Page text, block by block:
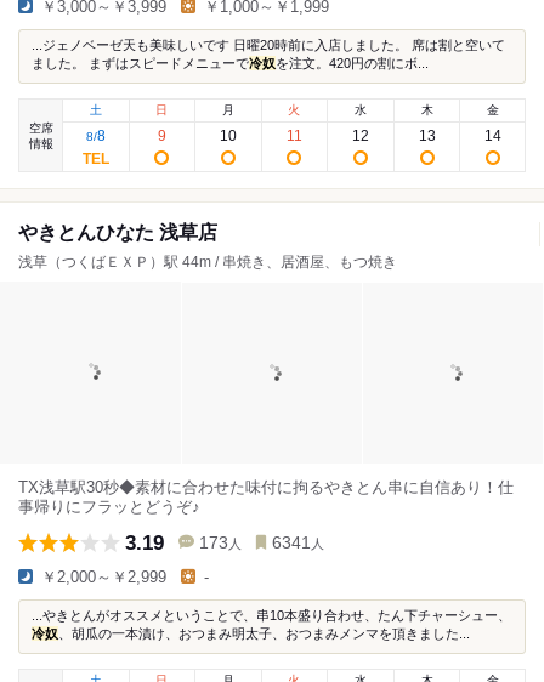
￥3,000～￥3,999 ￥1,000～￥1,999
...ジェノベーゼ天も美味しいです 日曜20時前に入店しました。 席は割と空いて
ました。 まずはスピードメニューで冷奴を注文。420円の割にボ...
空席
情報
土
8/8
日
9
月
10
火
11
水
12
木
13
金
14
やきとんひなた 浅草店
浅草（つくばＥＸＰ）駅 44m / 串焼き、居酒屋、もつ焼き
TX浅草駅30秒◆素材に合わせた味付に拘るやきとん串に自信あり！仕
事帰りにフラッとどうぞ♪
3.19 173 人 6341 人
￥2,000～￥2,999 -
...やきとんがオススメということで、串10本盛り合わせ、たん下チャーシュー、
冷奴 、胡瓜の一本漬け、おつまみ明太子、おつまみメンマを頂きました...